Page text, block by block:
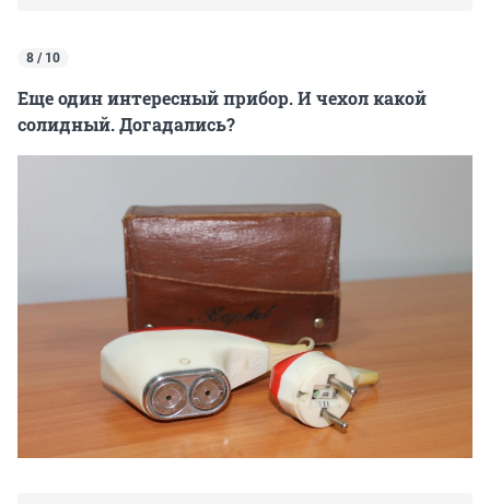
8 / 10
Еще один интересный прибор. И чехол какой
солидный. Догадались?